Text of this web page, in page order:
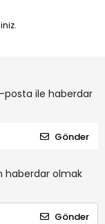
posta ile haberdar
Gönder
haberdar olmak
Gönder